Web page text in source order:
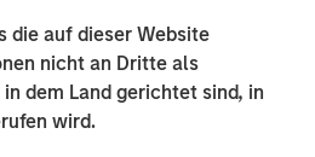
die auf dieser Website
nicht an Dritte als
dem Land gerichtet sind, in
wird.
Zapotocky. BAST
process of a share capital
finance further investment